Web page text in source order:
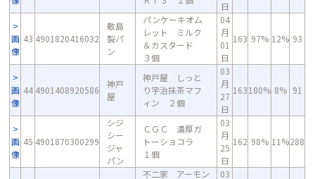
日
画
像
43 4901820416032
敷島
製パ
ン
パンケーキオム
レット ミルク
＆カスタード
３個
04
月
01
日
163 97% 12% 93
画
像
44 4901408920586
神戸
屋
神戸屋 しっと
り宇治抹茶マフ
ィン ２個
03
月
27
日
163180% 8% 91
画
像
45 4901870300299
シジ
シー
ジャ
パン
ＣＧＣ 濃厚ガ
トーショコラ
１個
03
月
25
日
162 98% 11%288
不二家 アーモン
03